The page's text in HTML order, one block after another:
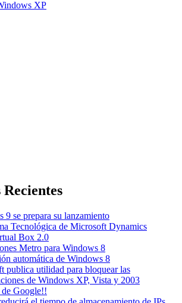
XP
9 se prepara su lanzamiento
Tecnológica de Microsoft Dynamics
Box 2.0
Metro para Windows 8
automática de Windows 8
publica utilidad para bloquear las
de Windows XP, Vista y 2003
Google!!